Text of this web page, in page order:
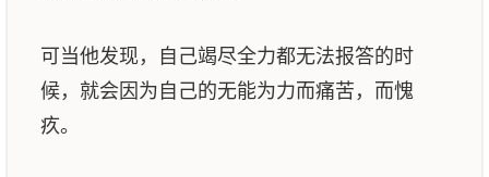
可当他发现，自己竭尽全力都无法报答的时
候，就会因为自己的无能为力而痛苦，而愧
疚。